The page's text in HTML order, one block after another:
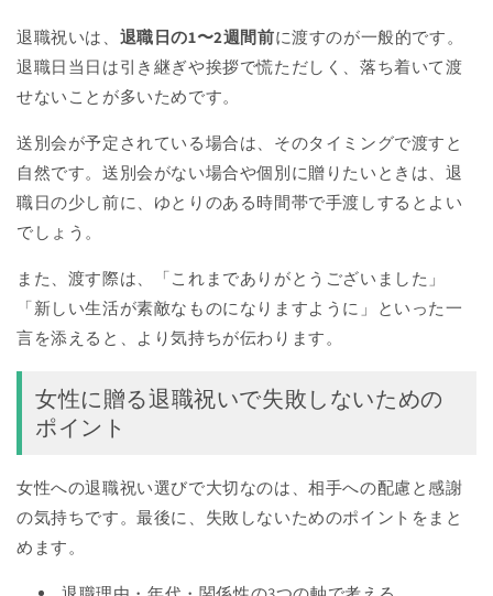
退職祝いは、 退職日の1〜2週間前に渡すのが一般的です。
退職日当日は引き継ぎや挨拶で慌ただしく、落ち着いて渡
せないことが多いためです。
送別会が予定されている場合は、そのタイミングで渡すと
自然です。送別会がない場合や個別に贈りたいときは、退
職日の少し前に、ゆとりのある時間帯で手渡しするとよい
でしょう。
また、渡す際は、「これまでありがとうございました」
「新しい生活が素敵なものになりますように」といった一
言を添えると、より気持ちが伝わります。
女性に贈る退職祝いで失敗しないための
ポイント
女性への退職祝い選びで大切なのは、相手への配慮と感謝
の気持ちです。最後に、失敗しないためのポイントをまと
めます。